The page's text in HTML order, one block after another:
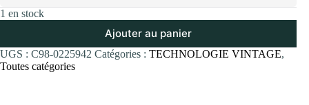
1 en stock
Ajouter au panier
UGS : C98-0225942 Catégories : TECHNOLOGIE VINTAGE,
Toutes catégories